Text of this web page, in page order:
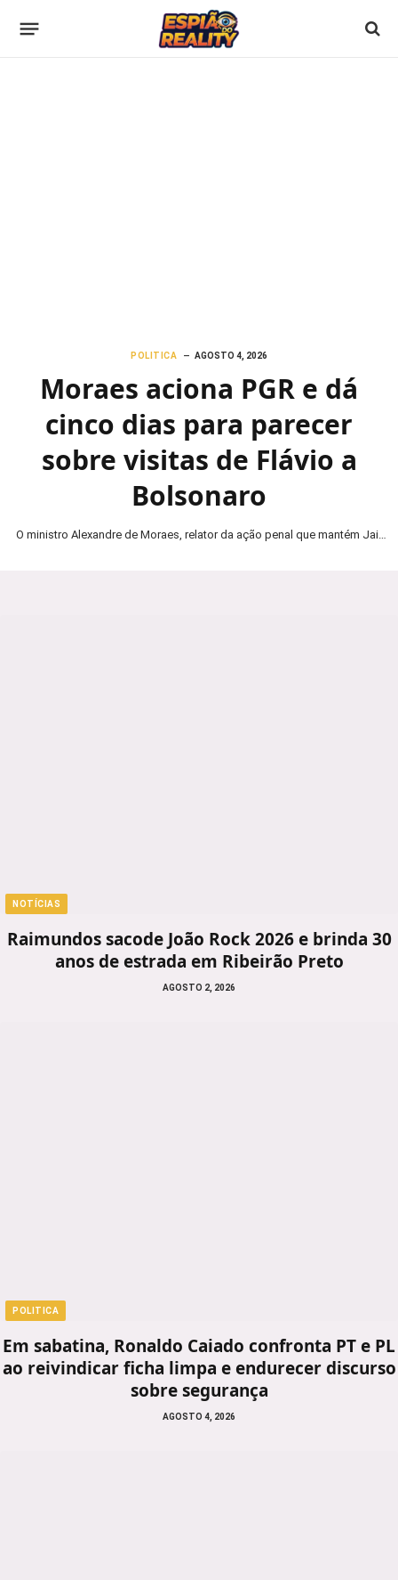
POLITICA AGOSTO 4, 2026
Moraes aciona PGR e dá
cinco dias para parecer
sobre visitas de Flávio a
Bolsonaro
O ministro Alexandre de Moraes, relator da ação penal que mantém Jair
NOTÍCIAS
Raimundos sacode João Rock 2026 e brinda 30
anos de estrada em Ribeirão Preto
AGOSTO 2, 2026
POLITICA
Em sabatina, Ronaldo Caiado confronta PT e PL
ao reivindicar ficha limpa e endurecer discurso
sobre segurança
AGOSTO 4, 2026